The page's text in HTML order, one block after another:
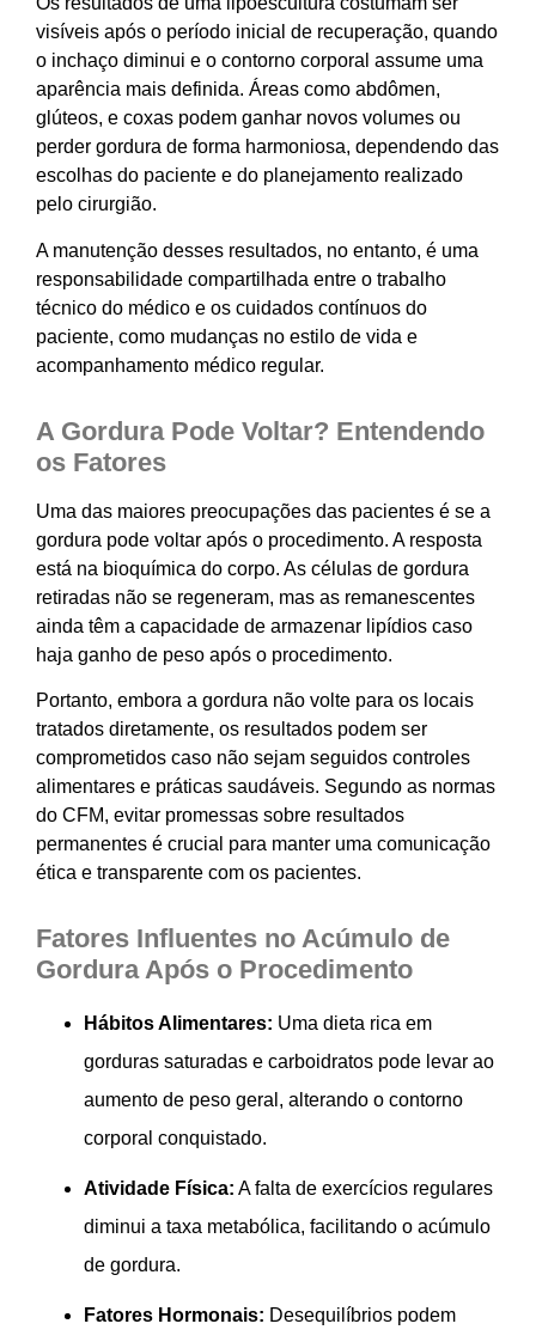
visíveis após o período inicial de recuperação, quando
o inchaço diminui e o contorno corporal assume uma
aparência mais definida. Áreas como abdômen,
glúteos, e coxas podem ganhar novos volumes ou
perder gordura de forma harmoniosa, dependendo das
escolhas do paciente e do planejamento realizado
pelo cirurgião.
A manutenção desses resultados, no entanto, é uma
responsabilidade compartilhada entre o trabalho
técnico do médico e os cuidados contínuos do
paciente, como mudanças no estilo de vida e
acompanhamento médico regular.
A Gordura Pode Voltar? Entendendo
os Fatores
Uma das maiores preocupações das pacientes é se a
gordura pode voltar após o procedimento. A resposta
está na bioquímica do corpo. As células de gordura
retiradas não se regeneram, mas as remanescentes
ainda têm a capacidade de armazenar lipídios caso
haja ganho de peso após o procedimento.
Portanto, embora a gordura não volte para os locais
tratados diretamente, os resultados podem ser
comprometidos caso não sejam seguidos controles
alimentares e práticas saudáveis. Segundo as normas
do CFM, evitar promessas sobre resultados
permanentes é crucial para manter uma comunicação
ética e transparente com os pacientes.
Fatores Influentes no Acúmulo de
Gordura Após o Procedimento
Hábitos Alimentares: Uma dieta rica em
gorduras saturadas e carboidratos pode levar ao
aumento de peso geral, alterando o contorno
corporal conquistado.
Atividade Física: A falta de exercícios regulares
diminui a taxa metabólica, facilitando o acúmulo
de gordura.
Fatores Hormonais: Desequilíbrios podem